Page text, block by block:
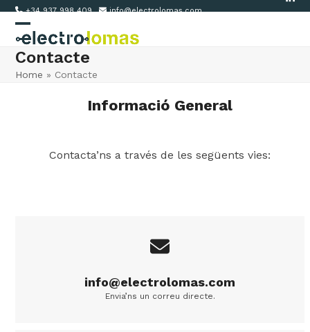
Skip
content
+34 937 998 409 info@electrolomas.com
Open
mobile
Close
mobile
Contacte
Home » Contacte
Informació General
Contacta’ns a través de les següents vies:
info@electrolomas.com
Envia’ns un correu directe.